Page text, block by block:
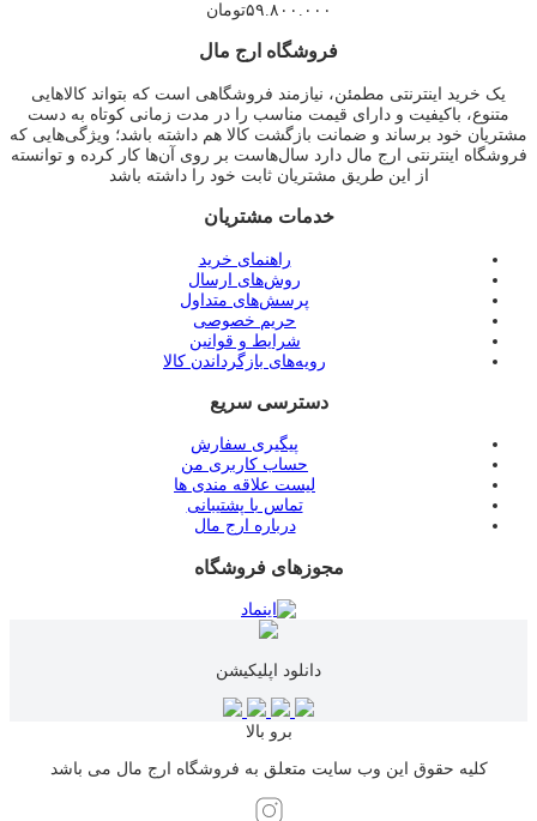
۵۹.۸۰۰.۰۰۰تومان
فروشگاه ارج مال
یک خرید اینترنتی مطمئن، نیازمند فروشگاهی است که بتواند کالاهایی
متنوع، باکیفیت و دارای قیمت مناسب را در مدت زمانی کوتاه به دست
مشتریان خود برساند و ضمانت بازگشت کالا هم داشته باشد؛ ویژگی‌هایی که
فروشگاه اینترنتی ارج مال دارد سال‌هاست بر روی آن‌ها کار کرده و توانسته
از این طریق مشتریان ثابت خود را داشته باشد
خدمات مشتریان
راهنمای خرید
روش‌های ارسال
پرسش‌های متداول
حریم خصوصی
شرایط و قوانین
رویه‌های بازگرداندن کالا
دسترسی سریع
پیگیری سفارش
حساب کاربری من
لیست علاقه مندی ها
تماس با پشتیبانی
درباره ارج مال
مجوزهای فروشگاه
دانلود اپلیکیشن
برو بالا
کلیه حقوق این وب سایت متعلق به فروشگاه ارج مال می باشد